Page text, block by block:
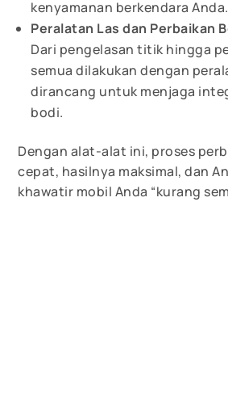
kenyamanan berkendara Anda.
Peralatan Las dan Perbaikan
Dari pengelasan titik hingga
semua dilakukan dengan
dirancang untuk menjaga
bodi.
Dengan alat-alat ini, proses
cepat, hasilnya maksimal, dan
khawatir mobil Anda “kurang